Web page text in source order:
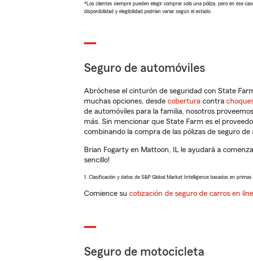
*Los clientes siempre pueden elegir comprar solo una póliza, pero en ese
disponibilidad y elegibilidad podrían variar según el estado.
Seguro de automóviles
Abróchese el cinturón de seguridad con State
muchas opciones, desde cobertura contra
de automóviles para la familia, nosotros
más. Sin mencionar que State Farm es el
combinando la compra de las pólizas de seguro
Brian Fogarty en Mattoon, IL le ayudará a
sencillo!
1. Clasificación y datos de S&P Global Market Intelligence basados en
Comience su cotización de seguro de carros en
Seguro de motocicleta